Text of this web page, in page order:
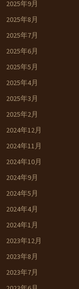
2025年9月
2025年8月
2025年7月
2025年6月
2025年5月
2025年4月
2025年3月
2025年2月
2024年12月
2024年11月
2024年10月
2024年9月
2024年5月
2024年4月
2024年1月
2023年12月
2023年8月
2023年7月